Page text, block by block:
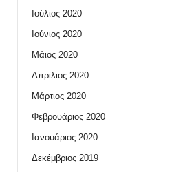
Ιούλιος 2020
Ιούνιος 2020
Μάιος 2020
Απρίλιος 2020
Μάρτιος 2020
Φεβρουάριος 2020
Ιανουάριος 2020
Δεκέμβριος 2019